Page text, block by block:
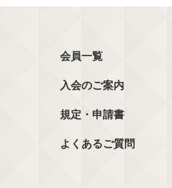
会員一覧
入会のご案内
規定・申請書
よくあるご質問